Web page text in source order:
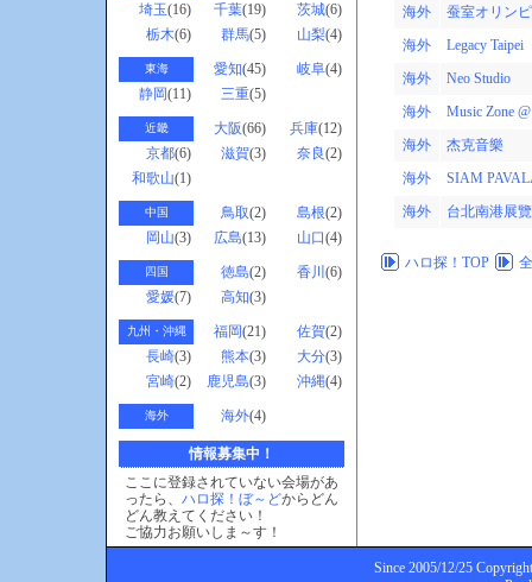
埼玉(16) 千葉(19) 茨城(6)
栃木(6) 群馬(5) 山梨(4)
東海 愛知(45) 岐阜(4)
静岡(11) 三重(5)
近畿 大阪(66) 兵庫(12)
京都(6) 滋賀(3) 奈良(2)
和歌山(1)
中国 鳥取(2) 島根(2)
岡山(3) 広島(13) 山口(4)
四国 徳島(2) 香川 (6)
愛媛(7) 高知(3)
九州・沖縄 福岡(21) 佐賀(2)
長崎(3) 熊本(3) 大分(3)
宮崎(2) 鹿児島(3) 沖縄(4)
海外 海外(4)
情報募集中！
ここに登録されていない会場があ
ったら、 ハロ探！ぼ～どからどん
どん教えてください！
ご協力お願いしま～す！
海外
蚕室オリン
海外
Legacy Taipei
海外
Neo Studio
海外
Music Zone
海外
杰克音樂
海外
SIAM
海外
台北南港展
ハロ探！TOP
Since 2005/12/25